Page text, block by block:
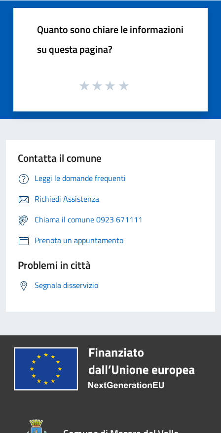
Quanto sono chiare le informazioni
su questa pagina?
Contatta il comune
Leggi le domande frequenti
Richiedi Assistenza
Chiama il comune 0923 671111
Prenota un appuntamento
Problemi in città
Segnala disservizio